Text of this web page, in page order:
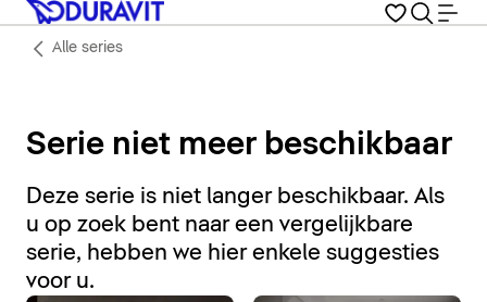
Alle series
Serie niet meer beschikbaar
Deze serie is niet langer beschikbaar. Als
u op zoek bent naar een vergelijkbare
serie, hebben we hier enkele suggesties
voor u.